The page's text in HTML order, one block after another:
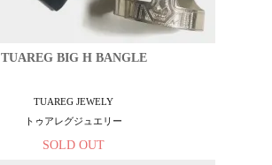
TUAREG BIG H BANGLE
TUAREG JEWELY
トゥアレグジュエリー
SOLD OUT